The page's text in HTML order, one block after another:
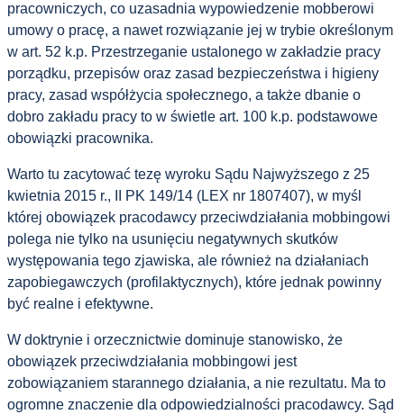
pracowniczych, co uzasadnia wypowiedzenie mobberowi
umowy o pracę, a nawet rozwiązanie jej w trybie określonym
w art. 52 k.p. Przestrzeganie ustalonego w zakładzie pracy
porządku, przepisów oraz zasad bezpieczeństwa i higieny
pracy, zasad współżycia społecznego, a także dbanie o
dobro zakładu pracy to w świetle art. 100 k.p. podstawowe
obowiązki pracownika.
Warto tu zacytować tezę wyroku Sądu Najwyższego z 25
kwietnia 2015 r., II PK 149/14 (LEX nr 1807407), w myśl
której obowiązek pracodawcy przeciwdziałania mobbingowi
polega nie tylko na usunięciu negatywnych skutków
występowania tego zjawiska, ale również na działaniach
zapobiegawczych (profilaktycznych), które jednak powinny
być realne i efektywne.
W doktrynie i orzecznictwie dominuje stanowisko, że
obowiązek przeciwdziałania mobbingowi jest
zobowiązaniem starannego działania, a nie rezultatu. Ma to
ogromne znaczenie dla odpowiedzialności pracodawcy. Sąd